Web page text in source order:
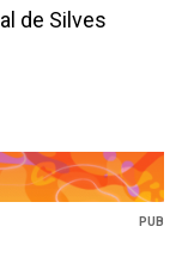
de Silves
PUB